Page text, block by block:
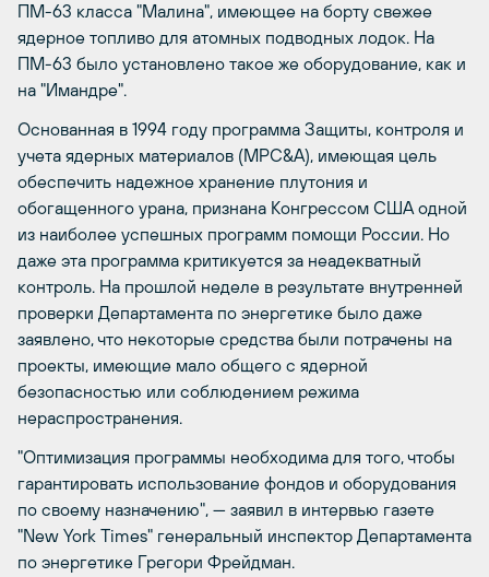
ПМ-63 класса "Малина", имеющее на борту свежее
ядерное топливо для атомных подводных лодок. На
ПМ-63 было установлено такое же оборудование, как и
на "Имандре".
Основанная в 1994 году программа Защиты, контроля и
учета ядерных материалов (MPC&A), имеющая цель
обеспечить надежное хранение плутония и
обогащенного урана, признана Конгрессом США одной
из наиболее успешных программ помощи России. Но
даже эта программа критикуется за неадекватный
контроль. На прошлой неделе в результате внутренней
проверки Департамента по энергетике было даже
заявлено, что некоторые средства были потрачены на
проекты, имеющие мало общего с ядерной
безопасностью или соблюдением режима
нераспространения.
"Оптимизация программы необходима для того, чтобы
гарантировать использование фондов и оборудования
по своему назначению", — заявил в интервью газете
"New York Times" генеральный инспектор Департамента
по энергетике Грегори Фрейдман.